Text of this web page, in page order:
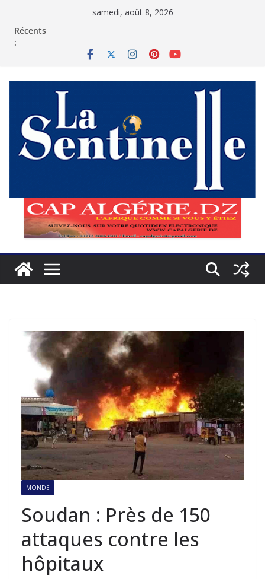
samedi, août 8, 2026
Récents
:
MONDE
Soudan : Près de 150
attaques contre les
hôpitaux